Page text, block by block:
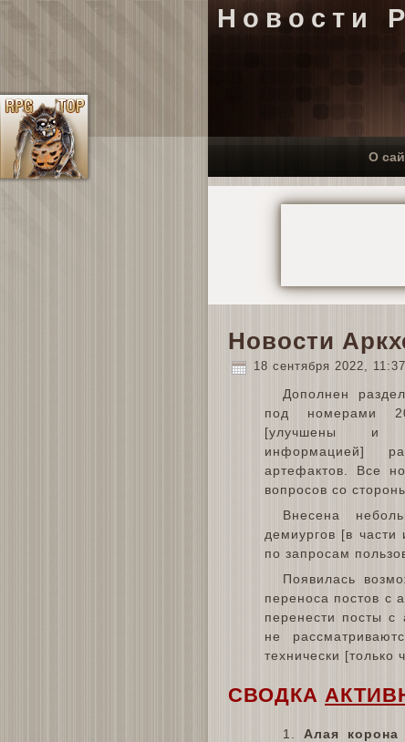
Новости
О
Новости
18 сентября 2022, 11:37
Дополнен
под номерами
[улучшены и
информацией]
артефактов. Все
вопросов со
Внесена
демиургов [в части
по запросам
Появилась
переноса постов с
перенести посты с
не
технически
СВОДКА
1. Алая корона